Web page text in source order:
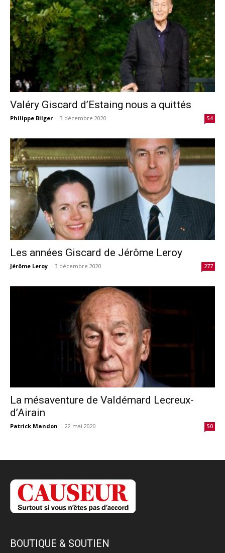
Valéry Giscard d’Estaing nous a quittés
Philippe Bilger - 3 décembre 2020 54
Les années Giscard de Jérôme Leroy
Jérôme Leroy - 3 décembre 2020 277
La mésaventure de Valdémard Lecreux-
d’Airain
Patrick Mandon - 22 mai 2020 50
BOUTIQUE & SOUTIEN